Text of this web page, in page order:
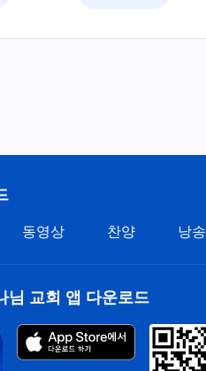
동영상 찬양 낭송
님 교회 앱 다운로드